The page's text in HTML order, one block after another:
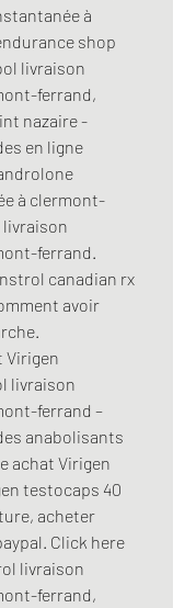
à
shop
livraison
ferrand,
nazaire -
en ligne
à clermont-
ferrand.
canadian rx
avoir
Virigen
livraison
ferrand –
anabolisants
achat Virigen
testocaps 40
acheter
Click here
livraison
ferrand,